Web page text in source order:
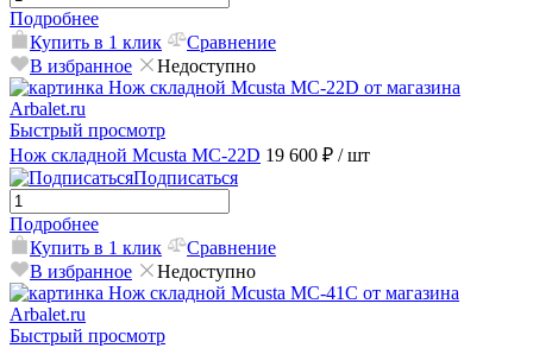
Подробнее
Купить в 1 клик
Сравнение
В избранное
Недоступно
Быстрый просмотр
Нож складной Mcusta MC-22D 19 600 ₽ / шт
Подписаться
Подробнее
Купить в 1 клик
Сравнение
В избранное
Недоступно
Быстрый просмотр